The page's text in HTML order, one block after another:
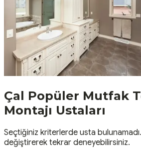
Çal Popüler Mutfak
Montajı Ustaları
Seçtiğiniz kriterlerde usta
değiştirerek tekrar deneyebilirsiniz.